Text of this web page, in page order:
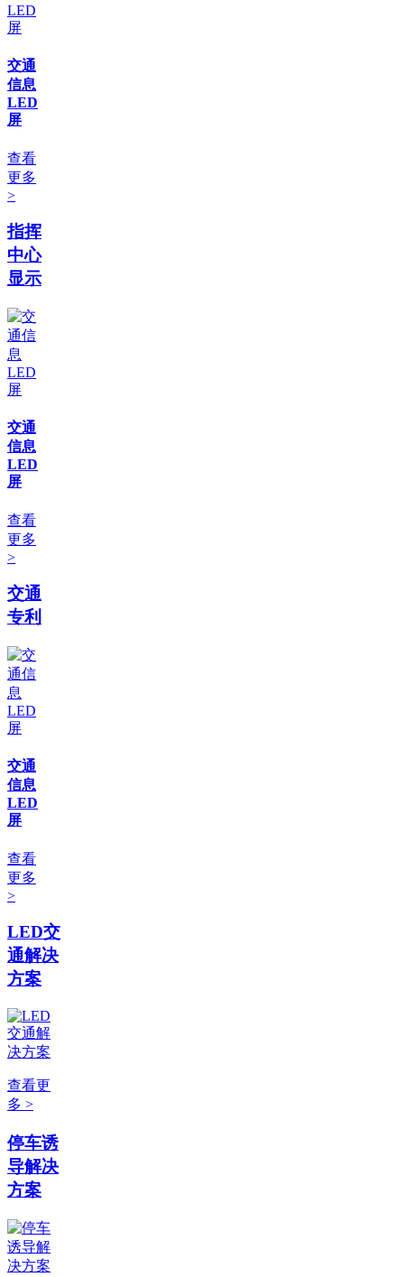
交通
信息
LED
屏
查看
更多
>
指挥
中心
显示
交通
信息
LED
屏
查看
更多
>
交通
专利
交通
信息
LED
屏
查看
更多
>
LED交
通解决
方案
查看更
多 >
停车诱
导解决
方案